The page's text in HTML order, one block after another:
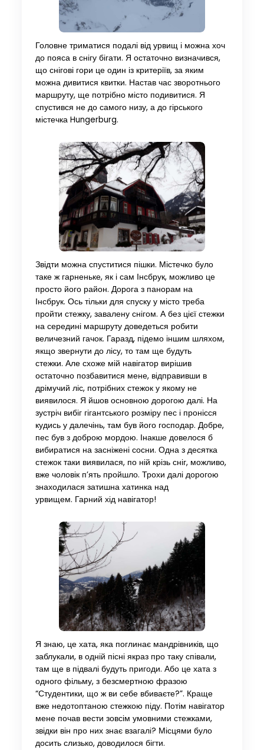
Головне триматися подалі від урвищ і можна хоч
до пояса в снігу бігати. Я остаточно визначився,
що снігові гори це один із критеріїв, за яким
можна дивитися квитки. Настав час зворотнього
маршруту, ще потрібно місто подивитися. Я
спустився не до самого низу, а до гірського
містечка Hungerburg.
Звідти можна спуститися пішки. Містечко було
таке ж гарненьке, як і сам Інсбрук, можливо це
просто його район. Дорога з панорам на
Інсбрук. Ось тільки для спуску у місто треба
пройти стежку, завалену снігом. А без цієї стежки
на середині маршруту доведеться робити
величезний гачок. Гаразд, підемо іншим шляхом,
якщо звернути до лісу, то там ще будуть
стежки. Але схоже мій навігатор вирішив
остаточно позбавитися мене, відправивши в
дрімучий ліс, потрібних стежок у якому не
виявилося. Я йшов основною дорогою далі. На
зустріч вибіг гігантського розміру пес і пронісся
кудись у далечінь, там був його господар. Добре,
пес був з доброю мордою. Інакше довелося б
вибиратися на засніжені сосни. Одна з десятка
стежок таки виявилася, по ній крізь сніг, можливо,
вже чоловік п’ять пройшло. Трохи далі дорогою
знаходилася затишна хатинка над
урвищем. Гарний хід навігатор!
Я знаю, це хата, яка поглинає мандрівників, що
заблукали, в одній пісні якраз про таку співали,
там ще в підвалі будуть пригоди. Або це хата з
одного фільму, з безсмертною фразою
“Студентики, що ж ви себе вбиваєте?”. Краще
вже недотоптаною стежкою піду. Потім навігатор
мене почав вести зовсім умовними стежками,
звідки він про них знає взагалі? Місцями було
досить слизько, доводилося бігти.